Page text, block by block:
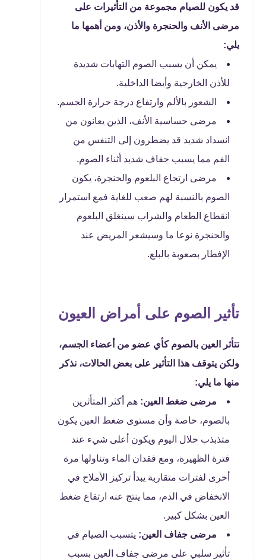
قد يكون للصيام مجموعة من التأثيرات على
مرضى الأنف والحنجرة والأذن، ومن أهمها ما
يلي:
يمكن أن يسبب الصوم التهابات شديدة
للأذن الخارجية وأيضا الداخلية.
الشعور بالألم وارتفاع درجة حرارة الجسم.
مرضى حساسية الأنف، الذين يعانون من
انسداد شديد قد يضطرون إلى التنفس من
الفم مما يسبب جفاف شديد أثناء الصوم.
مرضى ارتجاع البلعوم والحنجرة، يكون
الصوم بالنسبة لهم صعب للغاية فمع استمرار
انقطاع الطعام والشراب سينغلق البلعوم
والحنجرة نوعا ما وسيشعر المريض عند
الإفطار بصعوبة بالبلع.
تأثير الصوم على أمراض العيون
تتأثر العين بالصوم كأي عضو من أعضاء الجسم،
ولكن يتوقف هذا التأثير على بعض الحالات، نذكر
منها ما يلي:
مرضى ضغط العين: هم أكثر المتأثرين
بالصوم، خاصة وأن مستوى ضغط العين يكون
متذبذب خلال اليوم ويكون أعلى شيء عند
فترة الظهيرة، ومع فقدان الماء وتناولها مرة
أخرى لفترات متقاربة يبدأ تركيز الأملاح في
الانخفاض في الدم، مما ينتج عنه ارتفاع ضغط
العين بشكل كبير.
مرضى جفاف العين: يتسبب الصيام في
تأثير سلبي على مرضى جفاف العين بسبب